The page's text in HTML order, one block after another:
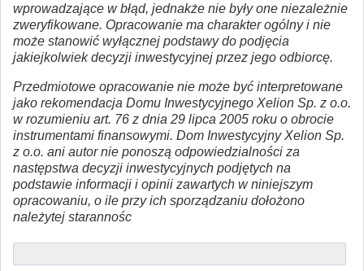
wprowadzające w błąd, jednakże nie były one niezależnie
zweryfikowane. Opracowanie ma charakter ogólny i nie
może stanowić wyłącznej podstawy do podjęcia
jakiejkolwiek decyzji inwestycyjnej przez jego odbiorcę.
Przedmiotowe opracowanie nie może być interpretowane
jako rekomendacja Domu Inwestycyjnego Xelion Sp. z o.o.
w rozumieniu art. 76 z dnia 29 lipca 2005 roku o obrocie
instrumentami finansowymi. Dom Inwestycyjny Xelion Sp.
z o.o. ani autor nie ponoszą odpowiedzialności za
następstwa decyzji inwestycyjnych podjętych na
podstawie informacji i opinii zawartych w niniejszym
opracowaniu, o ile przy ich sporządzaniu dołożono
należytej starannośc